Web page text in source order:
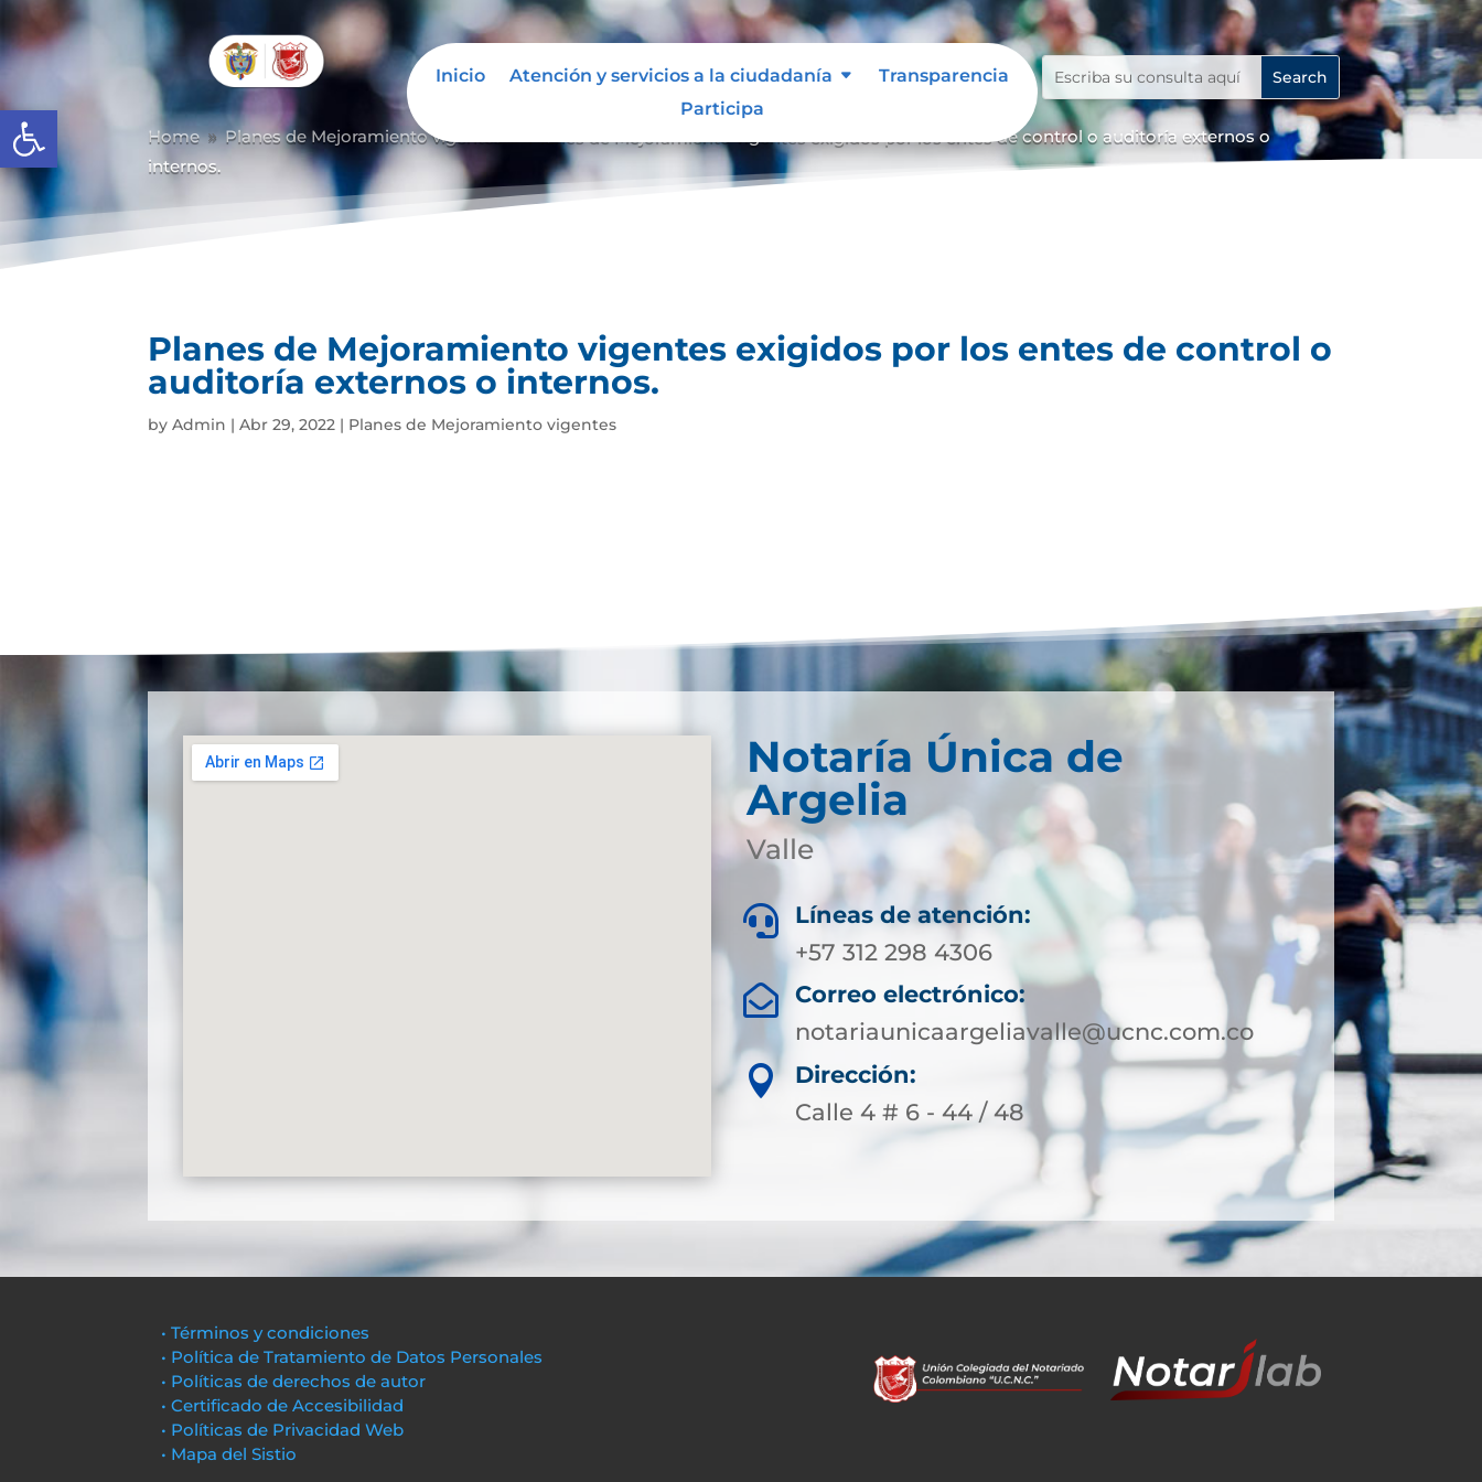
Abrir barra de herramientas
Inicio Atención y servicios a la ciudadanía
Transparencia
Participa
Home 9 Planes de Mejoramiento vigentes
Planes de Mejoramiento vigentes exigidos por los entes de control o auditoría externos o
internos.
Planes de Mejoramiento vigentes exigidos por los entes de control o
auditoría externos o internos.
byAdmin |Abr 29, 2022 | Planes de Mejoramiento vigentes
Notaría Única de
Argelia
Valle

Líneas de atención:
+57 312 298 4306

Correo electrónico:
notariaunicaargeliavalle@ucnc.com.co

Dirección:
Calle 4 # 6 - 44 / 48
• Términos y condiciones
• Política de Tratamiento de Datos Personales
• Políticas de derechos de autor
• Certificado de Accesibilidad
• Políticas de Privacidad Web
• Mapa del Sistio